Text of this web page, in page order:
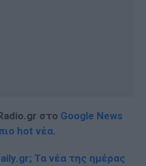
στο Google News
hot νέα.
Τα νέα της ημέρας